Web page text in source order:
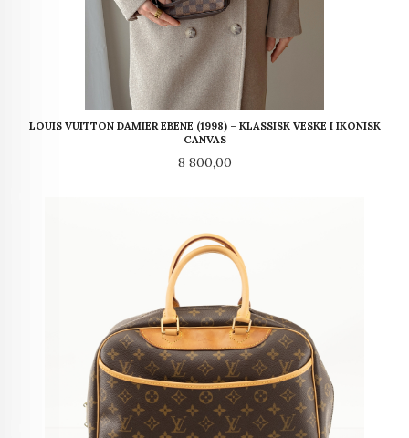
LOUIS VUITTON DAMIER EBENE (1998) – KLASSISK VESKE I IKONISK
CANVAS
Pris
8 800,00